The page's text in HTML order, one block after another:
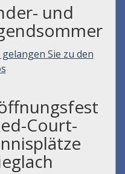
und
Sie zu den
Court-